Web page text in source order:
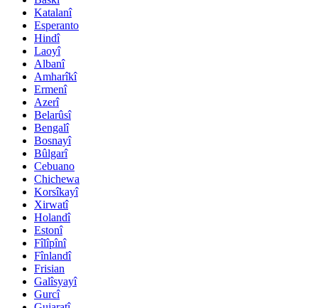
Katalanî
Esperanto
Hindî
Laoyî
Albanî
Amharîkî
Ermenî
Azerî
Belarûsî
Bengalî
Bosnayî
Bûlgarî
Cebuano
Chichewa
Korsîkayî
Xirwatî
Holandî
Estonî
Fîlîpînî
Fînlandî
Frisian
Galîsyayî
Gurcî